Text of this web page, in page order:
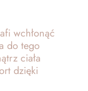
wchłonąć
do tego
ciała
dzięki